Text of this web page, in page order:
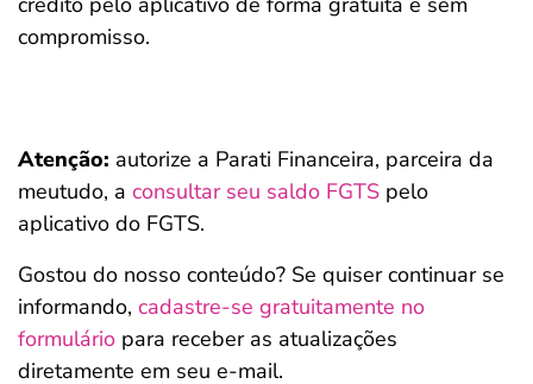
compromisso.
Atenção: autorize a Parati Financeira, parceira da
meutudo, a consultar seu saldo FGTS pelo
aplicativo do FGTS.
Gostou do nosso conteúdo? Se quiser continuar se
informando, cadastre-se gratuitamente no
formulário para receber as atualizações
diretamente em seu e-mail.